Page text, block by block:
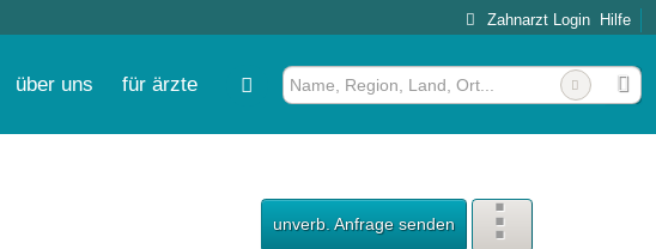
Zahnarzt Login Hilfe
über uns für ärzte
unverb. Anfrage senden